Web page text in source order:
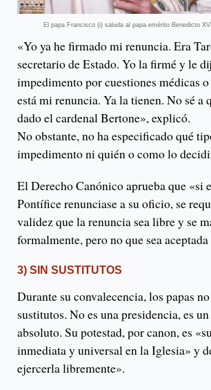
El papa Francisco (i) saluda al papa emérito Benedicto
«Yo ya he firmado mi renuncia. Era
secretario de Estado. Yo la firmé y le
impedimento por cuestiones médicas o
está mi renuncia. Ya la tienen. No sé a
dado el cardenal Bertone», explicó.
No obstante, no ha especificado qué
impedimento ni quién o como lo
El Derecho Canónico aprueba que «si
Pontífice renunciase a su oficio, se
validez que la renuncia sea libre y se
formalmente, pero no que sea
3) SIN SUSTITUTOS
Durante su convalecencia, los papas
sustitutos. No es una presidencia, es
absoluto. Su potestad, por canon, es
inmediata y universal en la Iglesia» y
ejercerla libremente».